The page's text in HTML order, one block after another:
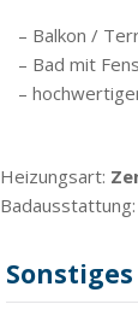
– Balkon /
– Bad mit
–
Heizungsart:
Badausstattung:
Sonstiges